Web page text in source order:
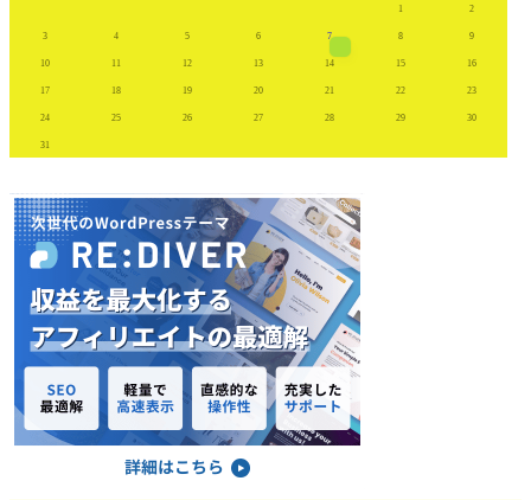
1 2
3 4 5 6 7 8 9
10 11 12 13 14 15 16
17 18 19 20 21 22 23
24 25 26 27 28 29 30
31